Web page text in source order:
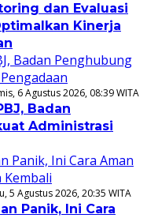
dan Evaluasi
Kinerja
6 Agustus 2026, 08:39 WITA
Badan
Administrasi
5 Agustus 2026, 20:35 WITA
Panik, Ini Cara